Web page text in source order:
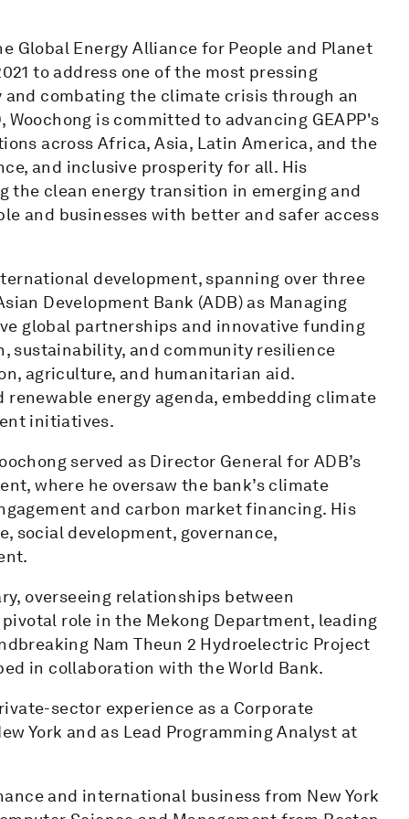
Global Energy Alliance for People and Planet
to address one of the most pressing
combating the climate crisis through an
is committed to advancing GEAPP's
across Africa, Asia, Latin America, and the
and inclusive prosperity for all. His
the clean energy transition in emerging and
and businesses with better and safer access
development, spanning over three
Development Bank (ADB) as Managing
global partnerships and innovative funding
sustainability, and community resilience
agriculture, and humanitarian aid.
renewable energy agenda, embedding climate
initiatives.
served as Director General for ADB’s
where he oversaw the bank’s climate
and carbon market financing. His
social development, governance,
overseeing relationships between
role in the Mekong Department, leading
Nam Theun 2 Hydroelectric Project
in collaboration with the World Bank.
sector experience as a Corporate
York and as Lead Programming Analyst at
and international business from New York